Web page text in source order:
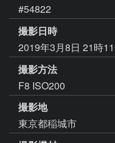
#54822
撮影日時
2019年3月8日 21時
撮影方法
F8 ISO200
撮影地
東京都稲城市